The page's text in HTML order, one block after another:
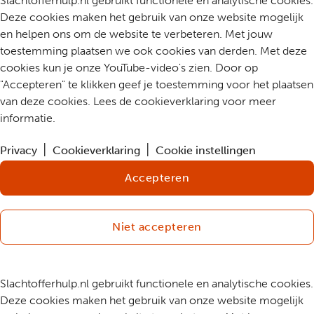
Deze cookies maken het gebruik van onze website mogelijk
en helpen ons om de website te verbeteren. Met jouw
toestemming plaatsen we ook cookies van derden. Met deze
cookies kun je onze YouTube-video's zien. Door op
"Accepteren" te klikken geef je toestemming voor het plaatsen
van deze cookies. Lees de cookieverklaring voor meer
informatie.
Privacy Cookieverklaring Cookie instellingen
Accepteren
Niet accepteren
Slachtofferhulp.nl gebruikt functionele en analytische cookies.
Deze cookies maken het gebruik van onze website mogelijk